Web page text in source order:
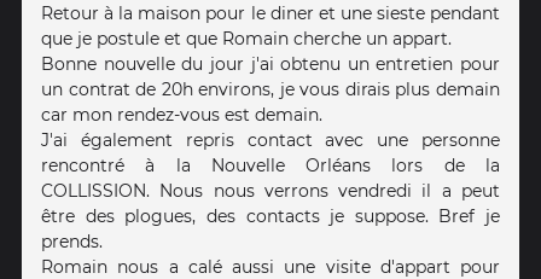
Retour à la maison pour le diner et une sieste pendant
que je postule et que Romain cherche un appart.
Bonne nouvelle du jour j'ai obtenu un entretien pour
un contrat de 20h environs, je vous dirais plus demain
car mon rendez-vous est demain.
J'ai également repris contact avec une personne
rencontré à la Nouvelle Orléans lors de la
COLLISSION. Nous nous verrons vendredi il a peut
être des plogues, des contacts je suppose. Bref je
prends.
Romain nous a calé aussi une visite d'appart pour